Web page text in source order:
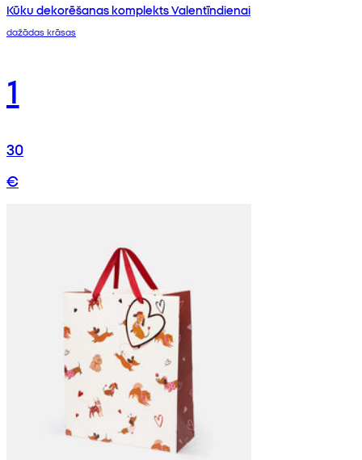
Kūku dekorēšanas komplekts Valentīndienai
dažādas krāsas
1
30
€